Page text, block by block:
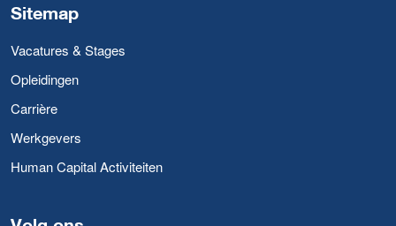
Sitemap
Vacatures & Stages
Opleidingen
Carrière
Werkgevers
Human Capital Activiteiten